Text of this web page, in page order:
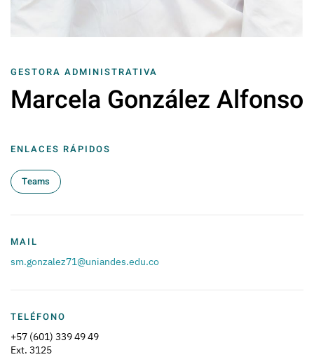
GESTORA ADMINISTRATIVA
Marcela González Alfonso
ENLACES RÁPIDOS
Teams
MAIL
sm.gonzalez71@uniandes.edu.co
TELÉFONO
+57 (601) 339 49 49
Ext. 3125